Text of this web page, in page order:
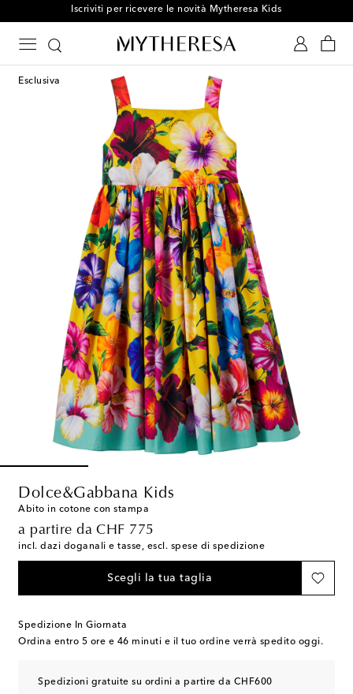
Iscriviti per ricevere le novità Mytheresa Kids
Esclusiva
Dolce&Gabbana Kids
Abito in cotone con stampa
a partire da CHF 775
original price
incl. dazi doganali e tasse, escl. spese di spedizione
Scegli la tua taglia
Spedizione In Giornata
Ordina entro 5 ore e 46 minuti e il tuo ordine verrà spedito oggi.
Spedizioni gratuite su ordini a partire da CHF600